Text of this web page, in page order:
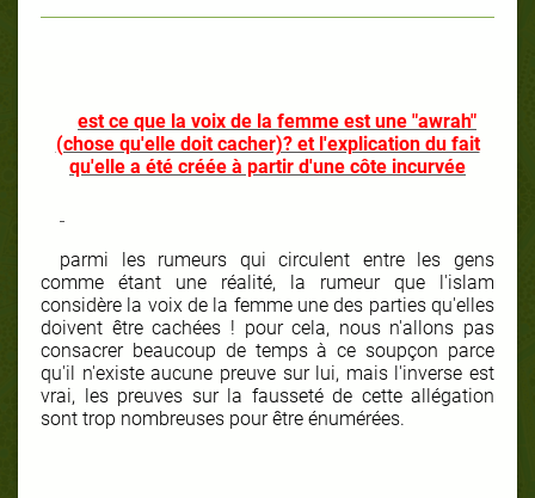
est ce que la voix de la femme est une "awrah"
(chose qu'elle doit cacher)? et l'explication du fait
qu'elle a été créée à partir d'une côte incurvée
parmi les rumeurs qui circulent entre les gens
comme étant une réalité, la rumeur que l'islam
considère la voix de la femme une des parties qu'elles
doivent être cachées ! pour cela, nous n'allons pas
consacrer beaucoup de temps à ce soupçon parce
qu'il n'existe aucune preuve sur lui, mais l'inverse est
vrai, les preuves sur la fausseté de cette allégation
sont trop nombreuses pour être énumérées.